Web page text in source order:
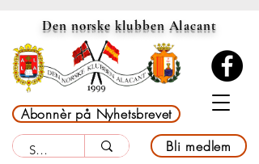
Den norske klubben Alacant
Abonnèr på Nyhetsbrevet
Bli medlem